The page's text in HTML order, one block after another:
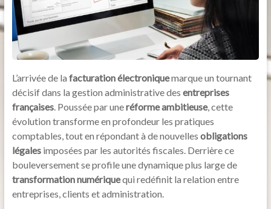
L’arrivée de la facturation électroniquemarque un tournant
décisif dans la gestion administrative des entreprises
françaises. Poussée par uneréforme ambitieuse, cette
évolution transforme en profondeur les pratiques
comptables, tout en répondant à de nouvelles obligations
légalesimposées par les autorités fiscales. Derrière ce
bouleversement se profile une dynamique plus large de
transformation numériquequi redéfinit la relation entre
entreprises, clients et administration.